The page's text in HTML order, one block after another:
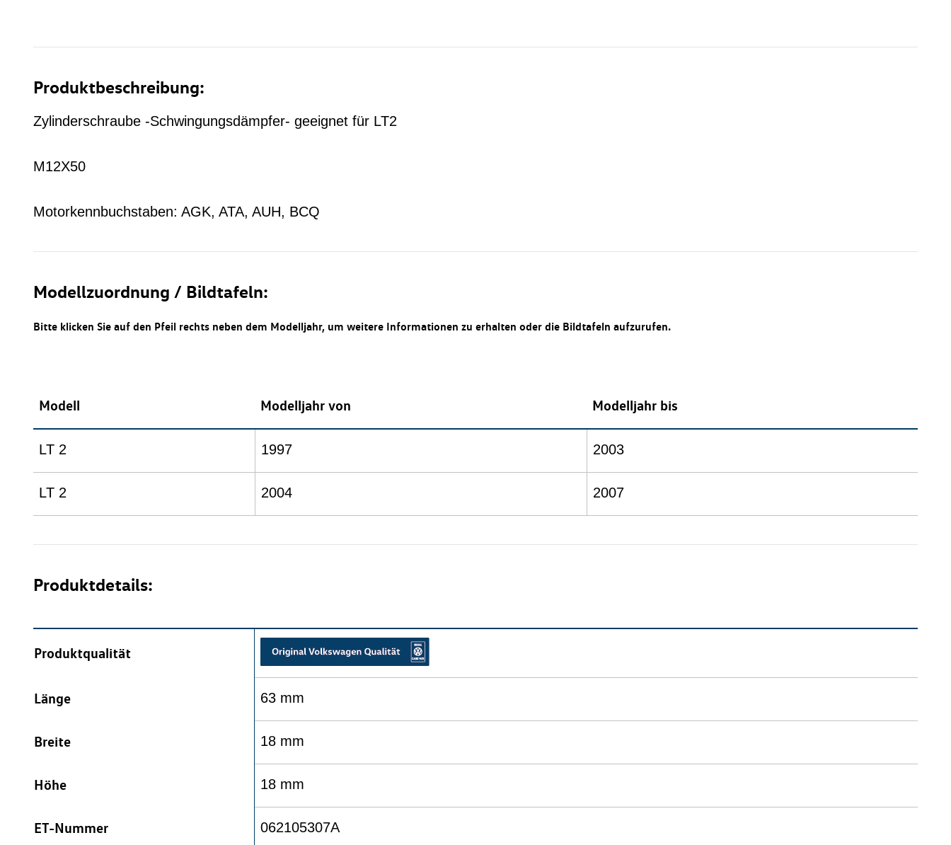
Produktbeschreibung:
Zylinderschraube -Schwingungsdämpfer- geeignet für LT2
M12X50
Motorkennbuchstaben: AGK, ATA, AUH, BCQ
Modellzuordnung / Bildtafeln:
Bitte klicken Sie auf den Pfeil rechts neben dem Modelljahr, um weitere Informationen zu erhalten oder die Bildtafeln aufzurufen.
Modell Modelljahr von Modelljahr bis
LT 2 1997 2003
LT 2 2004 2007
Produktdetails:
Produktqualität
Länge 63 mm
Breite 18 mm
Höhe 18 mm
ET-Nummer 062105307A